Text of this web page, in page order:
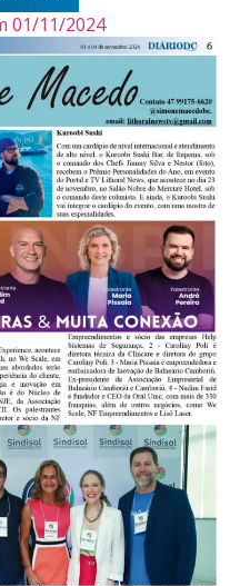
01/11/2024